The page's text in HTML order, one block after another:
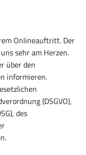
Onlineauftritt. Der
sehr am Herzen.
über den
informieren.
(DSGVO),
des